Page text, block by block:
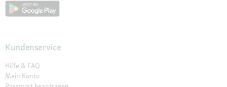
Kundenservice
Hilfe & FAQ
Mein Konto